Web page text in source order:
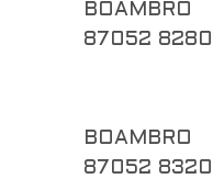
BOAMBRO
87052 8280
BOAMBRO
87052 8320